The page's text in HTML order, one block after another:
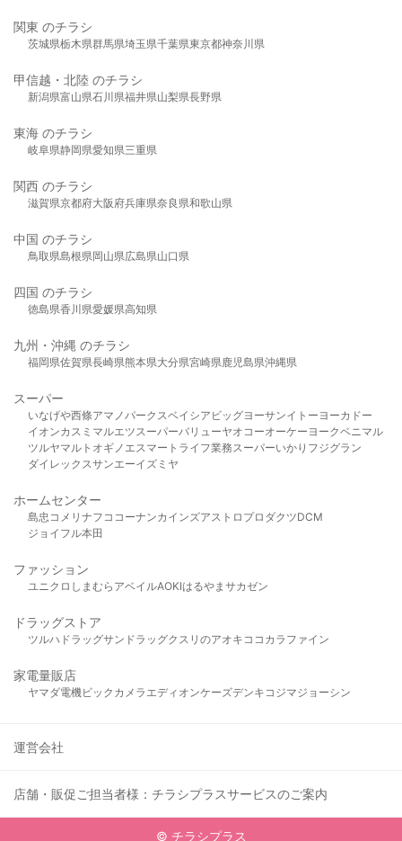
関東 のチラシ
茨城県栃木県群馬県埼玉県千葉県東京都神奈川県
甲信越・北陸 のチラシ
新潟県富山県石川県福井県山梨県長野県
東海 のチラシ
岐阜県静岡県愛知県三重県
関西 のチラシ
滋賀県京都府大阪府兵庫県奈良県和歌山県
中国 のチラシ
鳥取県島根県岡山県広島県山口県
四国 のチラシ
徳島県香川県愛媛県高知県
九州・沖縄 のチラシ
福岡県佐賀県長崎県熊本県大分県宮崎県鹿児島県沖縄県
スーパー
いなげや西條アマノパークスベイシア ビッグヨーサンイトーヨーカドー
イオンカスミ マルエツスーパーバリューヤオコーオーケー ヨークベニマル
ツルヤマルト オギノ エスマート ライフ業務スーパーいかり フジグラン
ダイレックスサンエーイズミヤ
ホームセンター
島忠 コメリ ナフコ コーナンカインズアストロプロダクツDCM
ジョイフル本田
ファッション
ユニクロ しまむら アベイルAOKIはるやま サカゼン
ドラッグストア
ツルハドラッグサンドラッグクスリのアオキ ココカラファイン
家電量販店
ヤマダ電機ビックカメラ エディオンケーズデンキ コジマジョーシン
運営会社
店舗・販促ご担当者様：チラシプラスサービスのご案内
© チラシプラス